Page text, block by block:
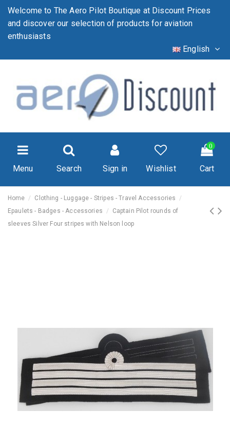
Welcome to The Aero Pilot Boutique at Discount Prices
and discover our selection of products for aviation
enthusiasts
English
Menu Search Sign in Wishlist
0
Cart
Home
Clothing - Luggage - Stripes - Travel Accessories
Epaulets - Badges - Accessories
Captain Pilot rounds of
sleeves Silver Four stripes with Nelson loop